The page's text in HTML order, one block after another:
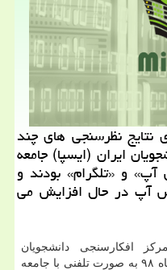
نتایج نظرسنجی های چند
ایران (ایسپا) جامعه
و «تلگرام» بودند و
آپ در حال افزایش می
افكارسنجی دانشجویان
ایران(ایسپا) كه در ایام ۱۷ و ۱۸ تیر ماه ۹۸ به صورت تلفنی با جامعه